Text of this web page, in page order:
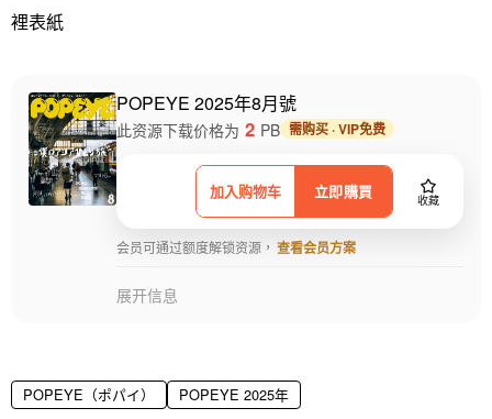
裡表紙
POPEYE 2025年8月號
加入购物车 立即購買 收藏
此资源下载价格为 2 PB 需购买 · VIP免费
会员可通过额度解锁资源， 查看会员方案
展开信息
POPEYE（ポパイ） POPEYE 2025年